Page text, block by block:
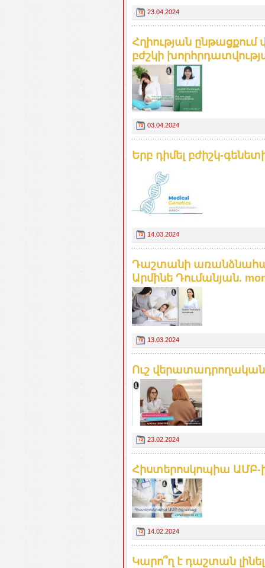
23.04.2024
Հղիության ընթացքում
բժշկի
03.04.2024
Երբ դիմել բժիշկ-
14.03.2024
Դաշտանի
Արմինե Դումանյան.
13.03.2024
Ուշ վերատադրողական
23.02.2024
Հիստերոսկոպիա ԱՄԲ-
14.02.2024
Կարո՞ղ է դաշտան